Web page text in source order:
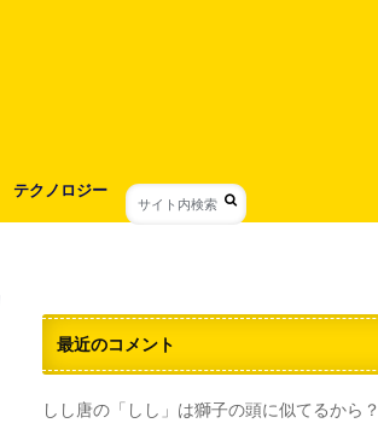
テクノロジー
最近のコメント
しし唐の「しし」は獅子の頭に似てるから？